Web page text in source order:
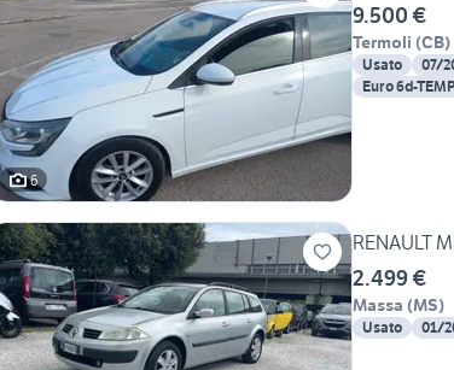
6
9.500 €
Termoli (CB)
Usato 07/
Euro 6d-TEMP
RENAULT
2.499 €
Massa (MS)
Usato 01/